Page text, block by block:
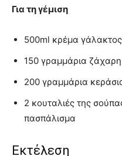
Για τη γέμιση
500ml κρέμα
150 γραμμάρια
200 γραμμάρια
2 κουταλιές της
πασπάλισμα
Εκτέλεση